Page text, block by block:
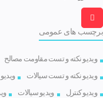
برچسب های عمومی
ویدیو نکته و تست مقاومت مصالح
ویدیو نکته و تست سیالات
ویدیو کنترل
ویدیو سیالات